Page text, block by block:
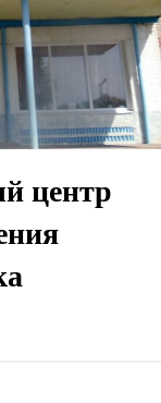
центр